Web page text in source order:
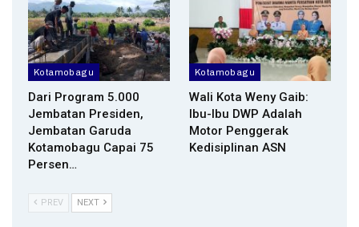
Kotamobagu
Dari Program 5.000
Jembatan Presiden,
Jembatan Garuda
Kotamobagu Capai 75
Persen…
Kotamobagu
Wali Kota Weny Gaib:
Ibu-Ibu DWP Adalah
Motor Penggerak
Kedisiplinan ASN
PREV NEXT